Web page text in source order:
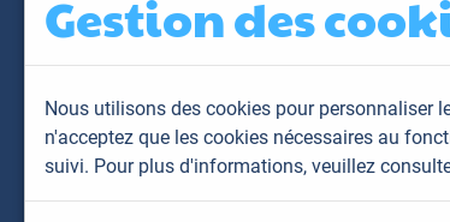
Gestion des
Nous utilisons des cookies pour personnaliser
n'acceptez que les cookies nécessaires au
suivi. Pour plus d'informations, veuillez